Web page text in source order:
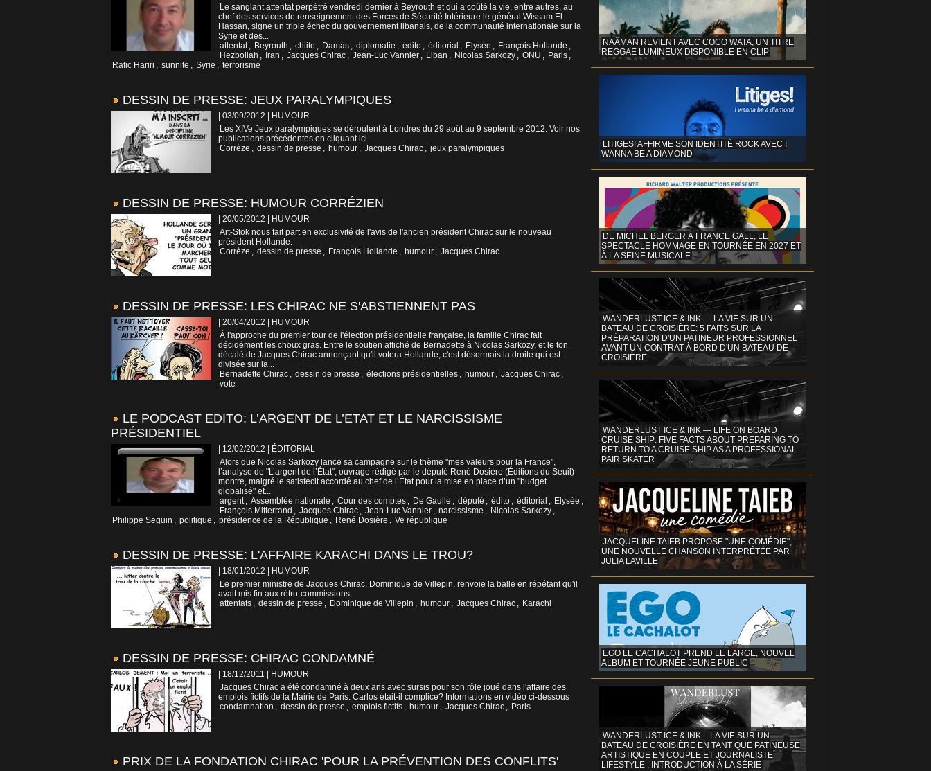
Le sanglant attentat perpétré vendredi dernier à Beyrouth et qui a coûté la vie, entre autres, au
chef des services de renseignement des Forces de Sécurité Intérieure le général Wissam El-
Hassan, signe un triple échec du gouvernement libanais, de la communauté internationale sur la
Syrie et des...
attentat , Beyrouth , chiite , Damas , diplomatie , édito , éditorial , Elysée , François Hollande ,
Hezbollah , Iran , Jacques Chirac , Jean-Luc Vannier , Liban , Nicolas Sarkozy , ONU , Paris ,
Rafic Hariri , sunnite , Syrie , terrorisme
DESSIN DE PRESSE: JEUX PARALYMPIQUES
| 03/09/2012
HUMOUR
Les XIVe Jeux paralympiques se déroulent à Londres du 29 août au 9 septembre 2012. Voir nos
publications précédentes en cliquant ici
Corrèze , dessin de presse , humour , Jacques Chirac , jeux paralympiques
DESSIN DE PRESSE: HUMOUR CORRÉZIEN
| 20/05/2012
HUMOUR
Art-Stok nous fait part en exclusivité de l'avis de l'ancien président Chirac sur le nouveau
président Hollande.
Corrèze , dessin de presse , François Hollande , humour , Jacques Chirac
DESSIN DE PRESSE: LES CHIRAC NE S'ABSTIENNENT PAS
| 20/04/2012
HUMOUR
À l'approche du premier tour de l'élection présidentielle française, la famille Chirac fait
décidément les choux gras. Entre le soutien affiché de Bernadette à Nicolas Sarkozy, et le ton
décalé de Jacques Chirac annonçant qu'il votera Hollande, c'est désormais la droite qui est
divisée sur la...
Bernadette Chirac , dessin de presse , élections présidentielles , humour , Jacques Chirac ,
vote
LE PODCAST EDITO: L’ARGENT DE L’ETAT ET LE NARCISSISME
PRÉSIDENTIEL
| 12/02/2012
ÉDITORIAL
Alors que Nicolas Sarkozy lance sa campagne sur le thème "mes valeurs pour la France",
l’analyse de "L’argent de l’État", ouvrage rédigé par le député René Dosière (Éditions du Seuil)
montre, malgré le satisfecit accordé au chef de l’État pour la mise en place d’un "budget
globalisé" et...
argent , Assemblée nationale , Cour des comptes , De Gaulle , député , édito , éditorial , Elysée ,
François Mitterrand , Jacques Chirac , Jean-Luc Vannier , narcissisme , Nicolas Sarkozy ,
Philippe Seguin , politique , présidence de la République , René Dosière , Ve république
DESSIN DE PRESSE: L'AFFAIRE KARACHI DANS LE TROU?
| 18/01/2012
HUMOUR
Le premier ministre de Jacques Chirac, Dominique de Villepin, renvoie la balle en répétant qu'il
avait mis fin aux rétro-commissions.
attentats , dessin de presse , Dominique de Villepin , humour , Jacques Chirac , Karachi
DESSIN DE PRESSE: CHIRAC CONDAMNÉ
| 18/12/2011
HUMOUR
Jacques Chirac a été condamné à deux ans avec sursis pour son rôle joué dans l'affaire des
emplois fictifs de la Mairie de Paris. Carlos était-il complice? Informations en vidéo ci-dessous
condamnation , dessin de presse , emplois fictifs , humour , Jacques Chirac , Paris
PRIX DE LA FONDATION CHIRAC 'POUR LA PRÉVENTION DES CONFLITS'
NAÂMAN REVIENT AVEC COCO WATA, UN TITRE
REGGAE LUMINEUX DISPONIBLE EN CLIP
LITIGES! AFFIRME SON IDENTITÉ ROCK AVEC I
WANNA BE A DIAMOND
DE MICHEL BERGER À FRANCE GALL, LE
SPECTACLE HOMMAGE EN TOURNÉE EN 2027 ET
À LA SEINE MUSICALE
WANDERLUST ICE & INK — LA VIE SUR UN
BATEAU DE CROISIÈRE: 5 FAITS SUR LA
PRÉPARATION D'UN PATINEUR PROFESSIONNEL
AVANT UN CONTRAT À BORD D'UN BATEAU DE
CROISIÈRE
WANDERLUST ICE & INK — LIFE ON BOARD
CRUISE SHIP: FIVE FACTS ABOUT PREPARING TO
RETURN TO A CRUISE SHIP AS A PROFESSIONAL
PAIR SKATER
JACQUELINE TAIEB PROPOSE "UNE COMÉDIE",
UNE NOUVELLE CHANSON INTERPRÉTÉE PAR
JULIA LAVILLE
EGO LE CACHALOT PREND LE LARGE, NOUVEL
ALBUM ET TOURNÉE JEUNE PUBLIC
WANDERLUST ICE & INK – LA VIE SUR UN
BATEAU DE CROISIÈRE EN TANT QUE PATINEUSE
ARTISTIQUE EN COUPLE ET JOURNALISTE
LIFESTYLE : INTRODUCTION À LA SÉRIE